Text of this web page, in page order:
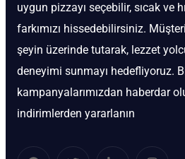
uygun pizzayı seçebilir, sıcak ve
farkımızı hissedebilirsiniz.
şeyin üzerinde tutarak, lezzet
deneyimi sunmayı hedefliyoruz.
kampanyalarımızdan haberdar
indirimlerden yararlanın